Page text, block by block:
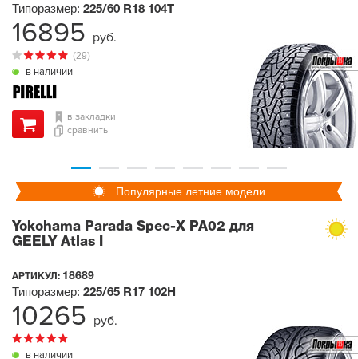
в наличии
(29)
Типоразмер: 225/60 R18 104T
в закладки
сравнить
16895 руб.
Популярные летние модели
Yokohama Parada Spec-X PA02 для
GEELY Atlas I
АРТИКУЛ: 18689
в наличии
Типоразмер: 225/65 R17 102H
10265 руб.